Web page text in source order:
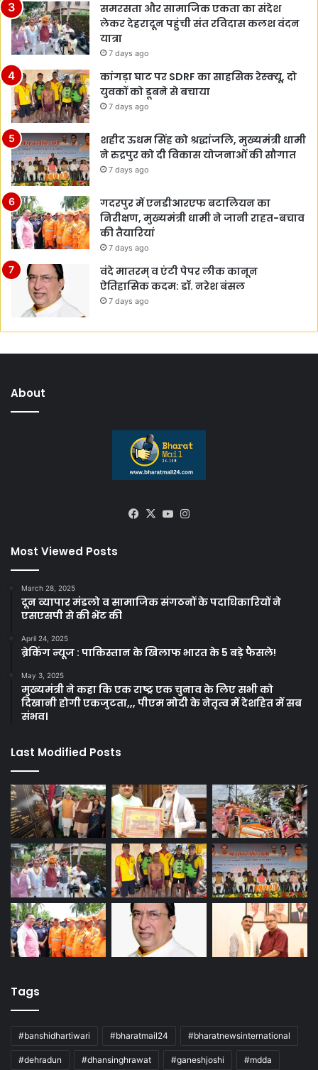
समरसता और सामाजिक एकता का संदेश
लेकर देहरादून पहुंची संत रविदास कलश वंदन
यात्रा
7 days ago
कांगड़ा घाट पर SDRF का साहसिक रेस्क्यू, दो
युवकों को डूबने से बचाया
7 days ago
शहीद ऊधम सिंह को श्रद्धांजलि, मुख्यमंत्री धामी
ने रुद्रपुर को दी विकास योजनाओं की सौगात
7 days ago
गदरपुर में एनडीआरएफ बटालियन का
निरीक्षण, मुख्यमंत्री धामी ने जानी राहत-बचाव
की तैयारियां
7 days ago
वंदे मातरम् व एंटी पेपर लीक कानून
ऐतिहासिक कदम: डॉ. नरेश बंसल
7 days ago
About
Facebook
X YouTube
Most Viewed Posts
March 28, 2025
दून व्यापार मंडलो व सामाजिक संगठनों के पदाधिकारियों ने
एसएसपी से की भेंट की
April 24, 2025
ब्रेकिंग न्यूज : पाकिस्तान के खिलाफ भारत के 5 बड़े फैसले!
May 3, 2025
मुख्यमंत्री ने कहा कि एक राष्ट्र एक चुनाव के लिए सभी को
दिखानी होगी एकजुटता,,, पीएम मोदी के नेतृत्व में देशहित में सब
संभव।
Last Modified Posts
Tags
#banshidhartiwari #bharatmail24 #bharatnewsinternational
#dehradun #dhansinghrawat #ganeshjoshi #mdda